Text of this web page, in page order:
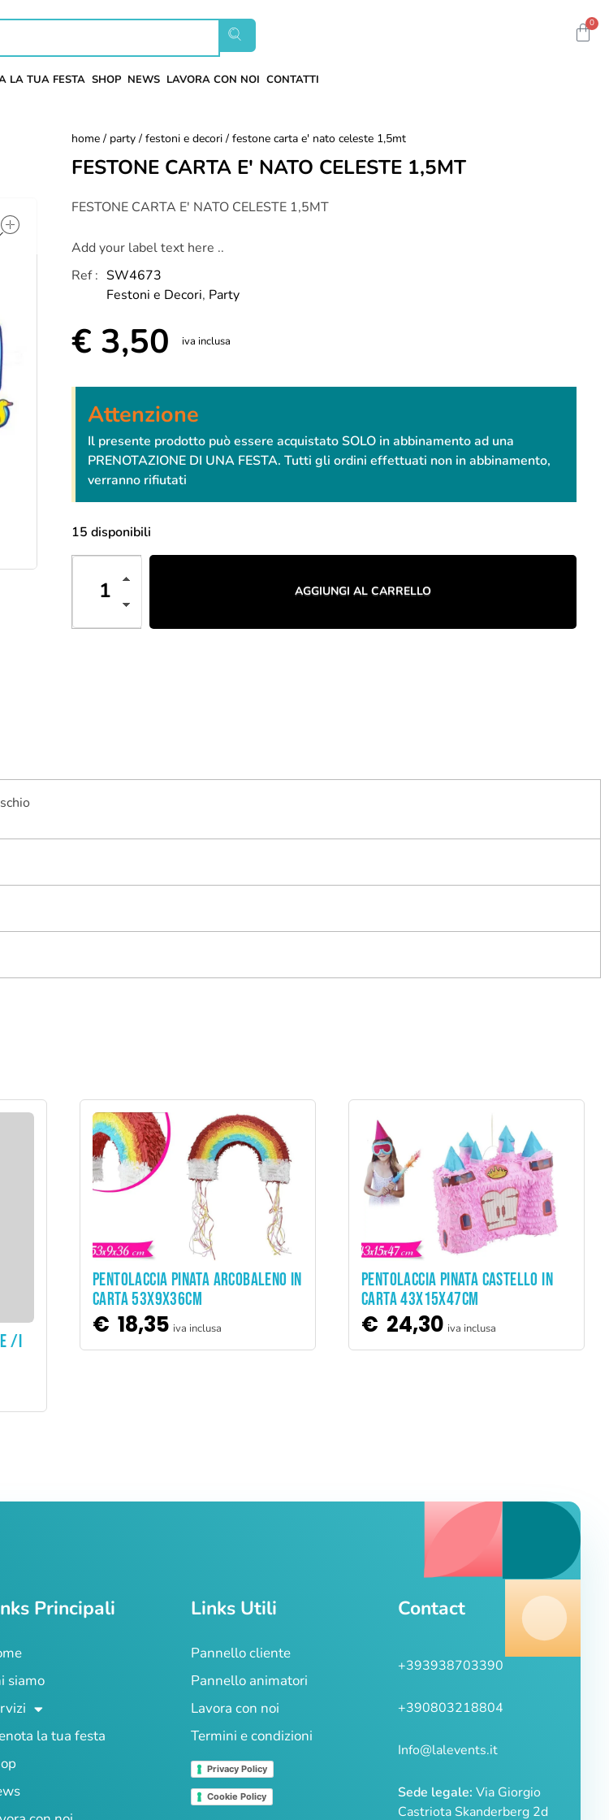
0
LA TUA FESTA SHOP NEWS LAVORA CON NOI CONTATTI
home / party / festoni e decori / festone carta e' nato celeste 1,5mt
FESTONE CARTA E' NATO CELESTE 1,5MT
FESTONE CARTA E' NATO CELESTE 1,5MT
Add your label text here ..
Ref : SW4673
Festoni e Decori, Party
€ 3,50 iva inclusa
Attenzione
Il presente prodotto può essere acquistato SOLO in abbinamento ad una
PRENOTAZIONE DI UNA FESTA. Tutti gli ordini effettuati non in abbinamento,
verranno rifiutati
15 disponibili
AGGIUNGI AL CARRELLO
E /I
ADD TO CART
PENTOLACCIA PINATA ARCOBALENO IN
CARTA 53X9X36CM
€ 18,35 iva inclusa
ADD TO CART
PENTOLACCIA PINATA CASTELLO IN
CARTA 43X15X47CM
€ 24,30 iva inclusa
Principali
siamo
la tua festa
Links Utili
Pannello cliente
Pannello animatori
Lavora con noi
Termini e condizioni
Privacy Policy
Cookie Policy
Contact
+393938703390
+390803218804
Info@lalevents.it
Sede legale: Via Giorgio
Castriota Skanderberg 2d